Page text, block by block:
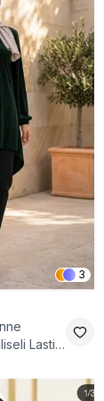
3
Lastik